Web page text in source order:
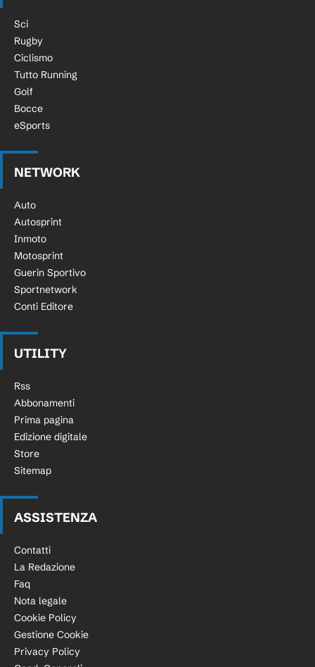
Sci
Rugby
Ciclismo
Tutto Running
Golf
Bocce
eSports
NETWORK
Auto
Autosprint
Inmoto
Motosprint
Guerin Sportivo
Sportnetwork
Conti Editore
UTILITY
Rss
Abbonamenti
Prima pagina
Edizione digitale
Store
Sitemap
ASSISTENZA
Contatti
La Redazione
Faq
Nota legale
Cookie Policy
Gestione Cookie
Privacy Policy